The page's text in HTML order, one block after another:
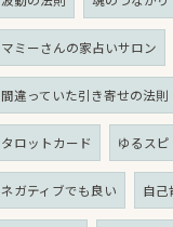
マミーさんの家占いサロン
間違っていた引き寄せの法則
タロットカード ゆるスピ
ネガティブでも良い 自己